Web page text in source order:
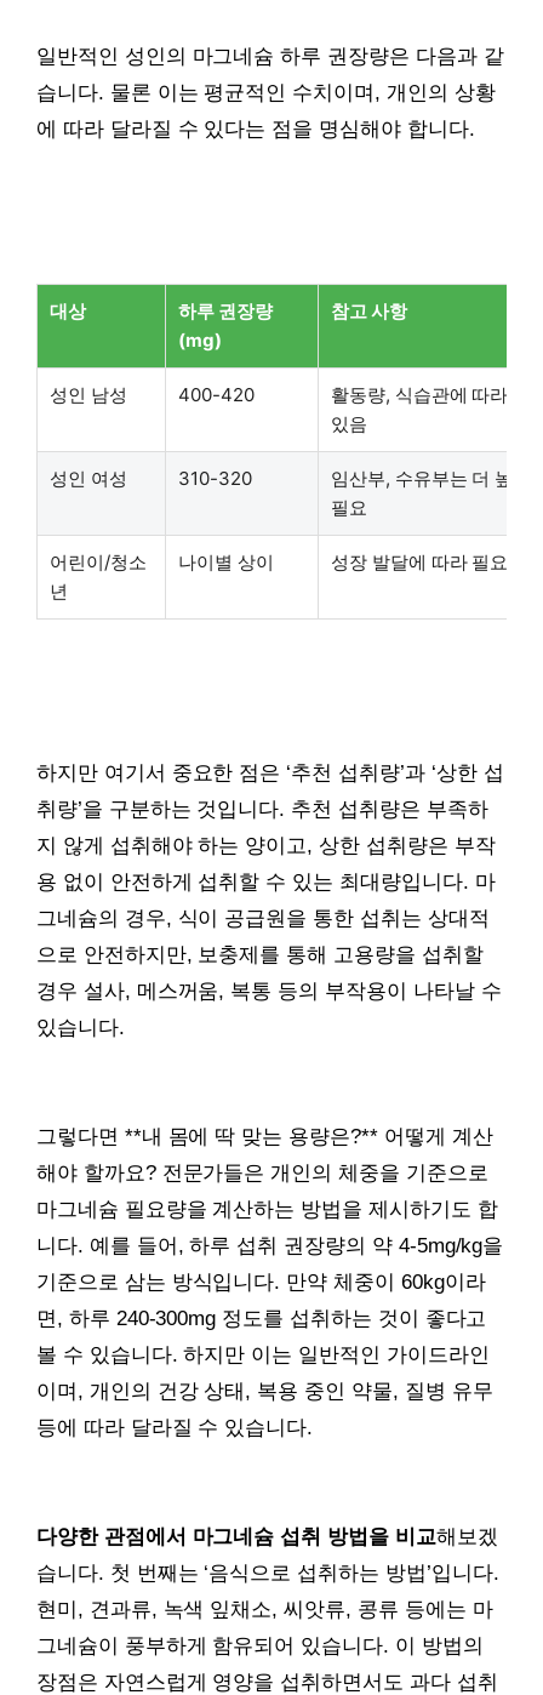
일반적인 성인의 마그네슘 하루 권장량은 다음과 같
습니다. 물론 이는 평균적인 수치이며, 개인의 상황
에 따라 달라질 수 있다는 점을 명심해야 합니다.
대상
하루 권장량
(mg)
참고 사항
성인 남성 400-420
활동량, 식습관에 따라 달
있음
성인 여성 310-320
임산부, 수유부는 더 높은
필요
어린이/청소
년
나이별 상이 성장 발달에 따라 필요량
하지만 여기서 중요한 점은 ‘추천 섭취량’과 ‘상한 섭
취량’을 구분하는 것입니다. 추천 섭취량은 부족하
지 않게 섭취해야 하는 양이고, 상한 섭취량은 부작
용 없이 안전하게 섭취할 수 있는 최대량입니다. 마
그네슘의 경우, 식이 공급원을 통한 섭취는 상대적
으로 안전하지만, 보충제를 통해 고용량을 섭취할
경우 설사, 메스꺼움, 복통 등의 부작용이 나타날 수
있습니다.
그렇다면 **내 몸에 딱 맞는 용량은?** 어떻게 계산
해야 할까요? 전문가들은 개인의 체중을 기준으로
마그네슘 필요량을 계산하는 방법을 제시하기도 합
니다. 예를 들어, 하루 섭취 권장량의 약 4-5mg/kg을
기준으로 삼는 방식입니다. 만약 체중이 60kg이라
면, 하루 240-300mg 정도를 섭취하는 것이 좋다고
볼 수 있습니다. 하지만 이는 일반적인 가이드라인
이며, 개인의 건강 상태, 복용 중인 약물, 질병 유무
등에 따라 달라질 수 있습니다.
다양한 관점에서 마그네슘 섭취 방법을 비교해보겠
습니다. 첫 번째는 ‘음식으로 섭취하는 방법’입니다.
현미, 견과류, 녹색 잎채소, 씨앗류, 콩류 등에는 마
그네슘이 풍부하게 함유되어 있습니다. 이 방법의
장점은 자연스럽게 영양을 섭취하면서도 과다 섭취